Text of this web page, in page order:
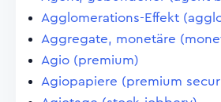
Agglomerations-Effekt
Aggregate, monetäre
Agio (premium)
Agiopapiere (premium